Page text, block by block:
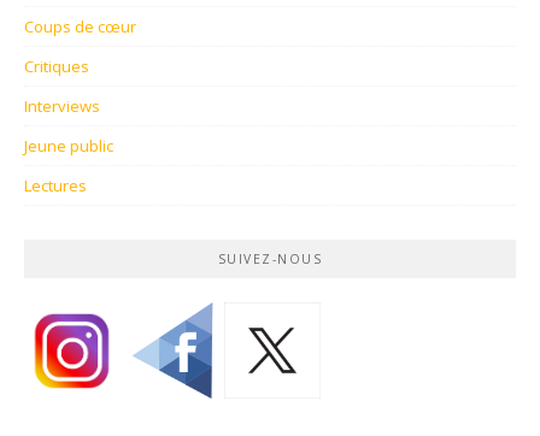
Coups de cœur
Critiques
Interviews
Jeune public
Lectures
SUIVEZ-NOUS